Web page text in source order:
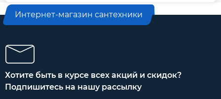
Интернет-магазин сантехники
Хотите быть в курсе всех акций и скидок?
Подпишитесь на нашу рассылку